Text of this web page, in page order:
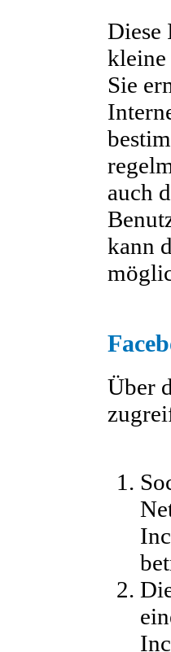
Diese
kleine
Sie
auch
kann
Über